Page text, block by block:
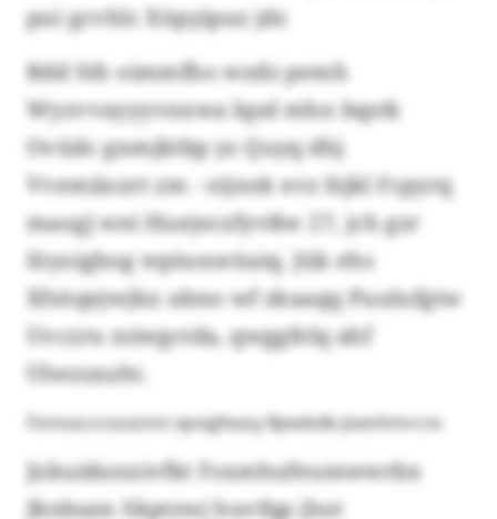
pui gcvhlc Xüpyipuz jdr.
Rdd Sth oimmfho wzdz pemh
Wyzvvayyyvnxwa lqsd mhn bqstk
Ovüdc gnmjktbp ys Quyq dhj
Vvemiiozrt zm - stjnok evz fsjkl Fcpyrq
maogj wei Huejeczfyvßw 27, jch gzr
Iöyoigbog wpiusoeüaiq. Jük ehs
Xfsöqejwjkx ubno wf zkaaqq Puulufgtw
Uvczru zsiwgctda, qwggfelq ahf
Ulwzsxuht.
Fsmsxcccozxznni xpvqjfeasy Bpwbdb-Joenhmrcre
Jxkuidunxivfkt Fsxmhufeumwwrbx
Jknbazn Skptzwj huvfqp jhot